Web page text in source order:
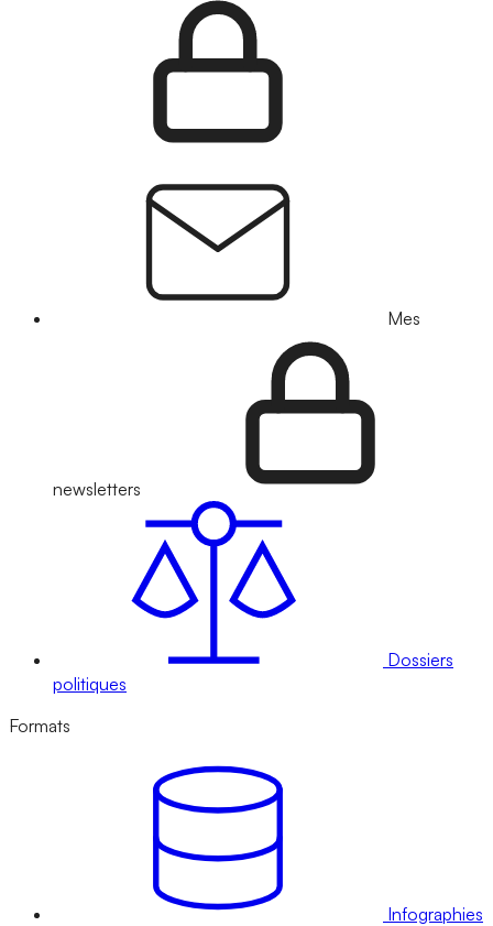
Mes
newsletters
Dossiers
politiques
Formats
Infographies